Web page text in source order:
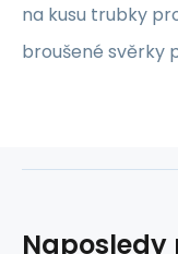
na kusu trubky
broušené svěrky